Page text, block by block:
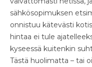
sähkösopimuksen
onnistuu kätevästi
hintaa ei tule
kyseessä kuitenkin
Tästä huolimatta – tai